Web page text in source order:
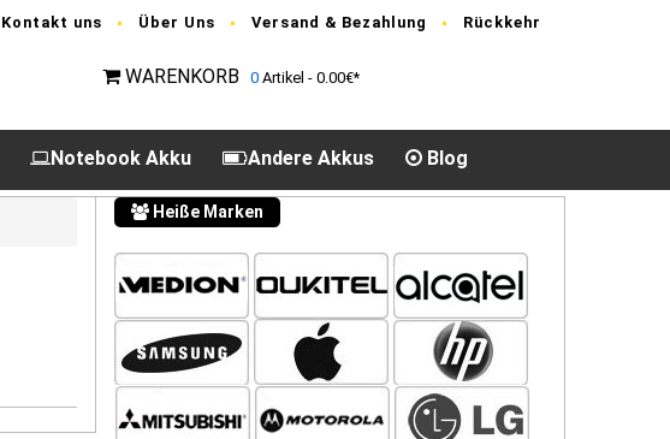
Kontakt uns Über Uns Versand & Bezahlung Rückkehr
WARENKORB 0 Artikel - 0.00€*
Notebook Akku Andere Akkus Blog
Heiße Marken